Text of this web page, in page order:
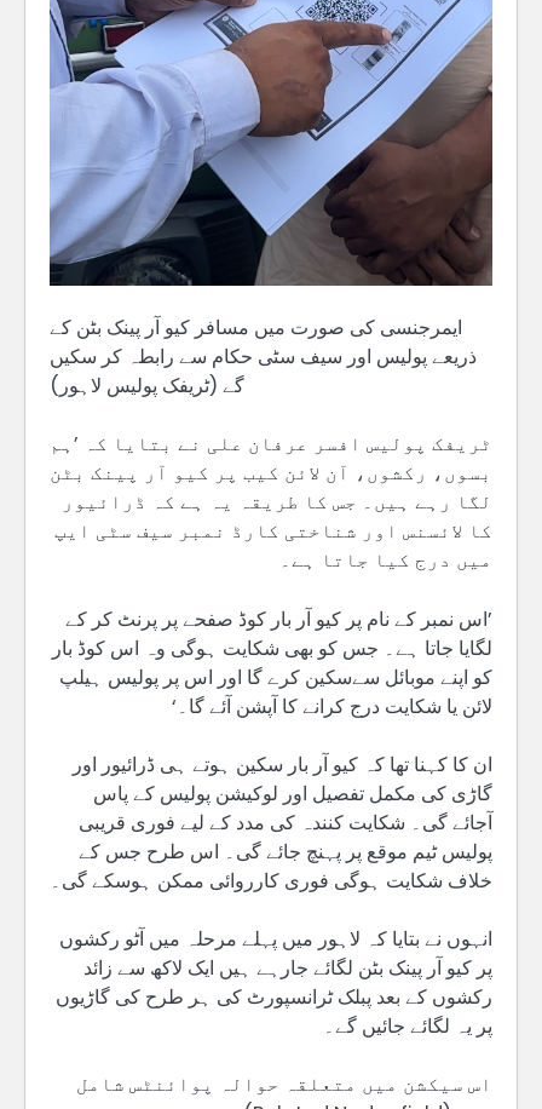
ایمرجنسی کی صورت میں مسافر کیو آر پینک بٹن کے
ذریعے پولیس اور سیف سٹی حکام سے رابطہ کر سکیں
گے (ٹریفک پولیس لاہور)
ٹریفک پولیس افسر عرفان علی نے بتایا کہ ’ہم
بسوں، رکشوں، آن لائن کیب پر کیو آر پینک بٹن
لگا رہے ہیں۔ جس کا طریقہ یہ ہے کہ ڈرائیور
کا لائسنس اور شناختی کارڈ نمبر سیف سٹی ایپ
میں درج کیا جاتا ہے۔
’اس نمبر کے نام پر کیو آر بار کوڈ صفحے پر پرنٹ کر کے
لگایا جاتا ہے۔ جس کو بھی شکایت ہوگی وہ اس کوڈ بار
کو اپنے موبائل سےسکین کرے گا اور اس پر پولیس ہیلپ
لائن یا شکایت درج کرانے کا آپشن آئے گا۔‘
ان کا کہنا تھا کہ کیو آر بار سکین ہوتے ہی ڈرائیور اور
گاڑی کی مکمل تفصیل اور لوکیشن پولیس کے پاس
آجائے گی۔ شکایت کنندہ کی مدد کے لیے فوری قریبی
پولیس ٹیم موقع پر پہنچ جائے گی۔ اس طرح جس کے
خلاف شکایت ہوگی فوری کارروائی ممکن ہوسکے گی۔
انہوں نے بتایا کہ لاہور میں پہلے مرحلہ میں آٹو رکشوں
پر کیو آر پینک بٹن لگائے جارہے ہیں ایک لاکھ سے زائد
رکشوں کے بعد پبلک ٹرانسپورٹ کی ہر طرح کی گاڑیوں
پر یہ لگائے جائیں گے۔
اس سیکشن میں متعلقہ حوالہ پوائنٹس شامل